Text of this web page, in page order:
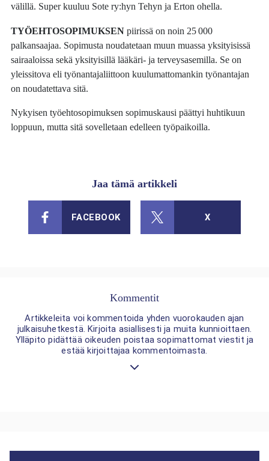
välillä. Super kuuluu Sote ry:hyn Tehyn ja Erton ohella.
TYÖEHTOSOPIMUKSEN piirissä on noin 25 000
palkansaajaa. Sopimusta noudatetaan muun muassa yksityisissä
sairaaloissa sekä yksityisillä lääkäri- ja terveysasemilla. Se on
yleissitova eli työnantajaliittoon kuulumattomankin työnantajan
on noudatettava sitä.
Nykyisen työehtosopimuksen sopimuskausi päättyi huhtikuun
loppuun, mutta sitä sovelletaan edelleen työpaikoilla.
Jaa tämä artikkeli
FACEBOOK X
Kommentit
Artikkeleita voi kommentoida yhden vuorokauden ajan
julkaisuhetkestä. Kirjoita asiallisesti ja muita kunnioittaen.
Ylläpito pidättää oikeuden poistaa sopimattomat viestit ja
estää kirjoittajaa kommentoimasta.